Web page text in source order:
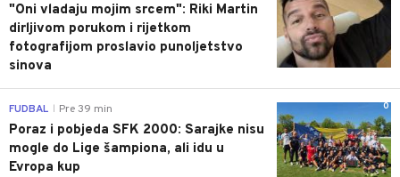
"Oni vladaju mojim srcem": Riki Martin
dirljivom porukom i rijetkom
fotografijom proslavio punoljetstvo
sinova
0
FUDBAL Pre 39 min
Poraz i pobjeda SFK 2000: Sarajke nisu
mogle do Lige šampiona, ali idu u
Evropa kup